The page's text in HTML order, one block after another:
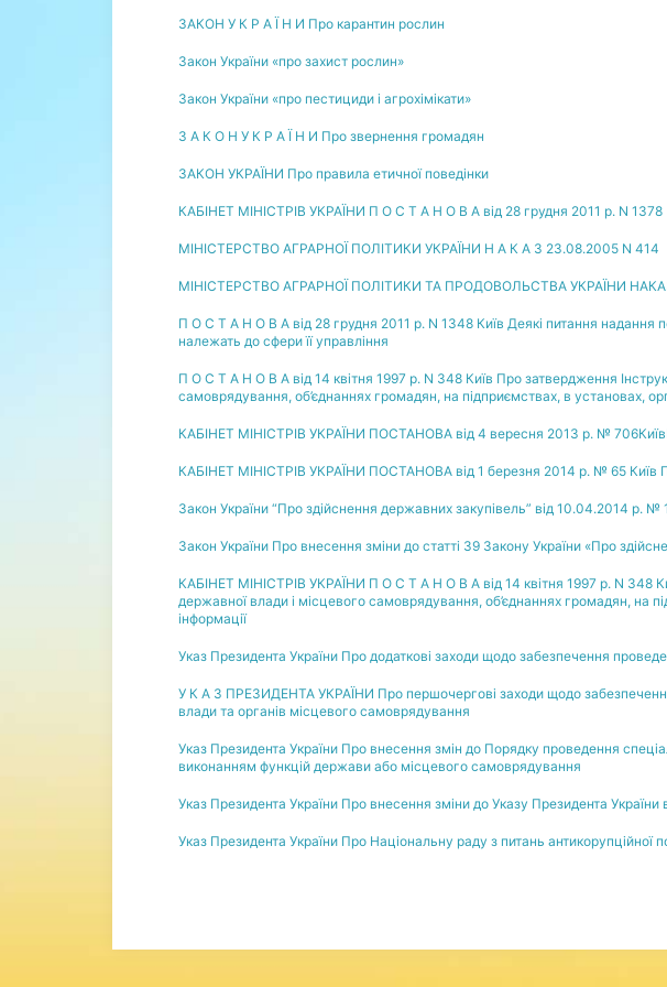
ЗАКОН У К Р А Ї Н И Про карантин рослин
Закон України «про захист рослин»
Закон України «про пестициди і агрохімікати»
З А К О Н У К Р А Ї Н И Про звернення громадян
ЗАКОН УКРАЇНИ Про правила етичної поведінки
КАБІНЕТ МІНІСТРІВ УКРАЇНИ П О С Т А Н О В А від 28 грудня 2011 р. N 1378
МІНІСТЕРСТВО АГРАРНОЇ ПОЛІТИКИ УКРАЇНИ Н А К А З 23.08.2005 N 414
МІНІСТЕРСТВО АГРАРНОЇ ПОЛІТИКИ ТА ПРОДОВОЛЬСТВА УКРАЇНИ
П О С Т А Н О В А від 28 грудня 2011 р. N 1348 Київ Деякі питання
належать до сфери її управління
П О С Т А Н О В А від 14 квітня 1997 р. N 348 Київ Про затвердження
самоврядування, об’єднаннях громадян, на підприємствах, в установах,
КАБІНЕТ МІНІСТРІВ УКРАЇНИ ПОСТАНОВА від 4 вересня 2013 р. №
КАБІНЕТ МІНІСТРІВ УКРАЇНИ ПОСТАНОВА від 1 березня 2014 р. № 65 Київ
Закон України “Про здійснення державних закупівель” від 10.04.2014 р. №
Закон України Про внесення зміни до статті 39 Закону України «Про
КАБІНЕТ МІНІСТРІВ УКРАЇНИ П О С Т А Н О В А від 14 квітня 1997 р. N 348
державної влади і місцевого самоврядування, об’єднаннях громадян, на
інформації
Указ Президента України Про додаткові заходи щодо забезпечення
У К А З ПРЕЗИДЕНТА УКРАЇНИ Про першочергові заходи щодо забезпечення
влади та органів місцевого самоврядування
Указ Президента України Про внесення змін до Порядку проведення
виконанням функцій держави або місцевого самоврядування
Указ Президента України Про внесення зміни до Указу Президента
Указ Президента України Про Національну раду з питань антикорупційної